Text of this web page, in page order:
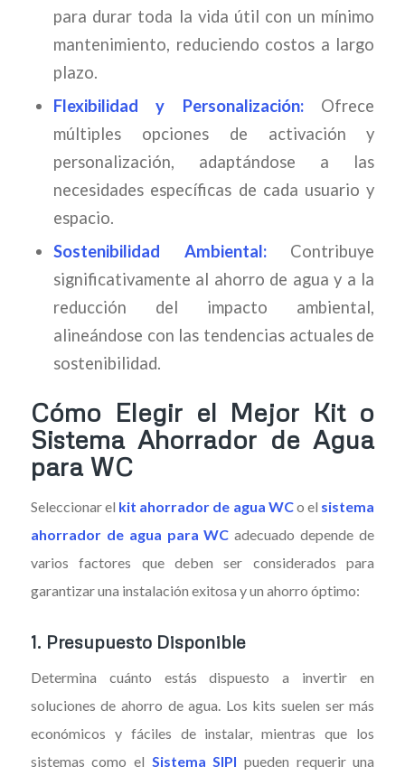
para durar toda la vida útil con un mínimo
mantenimiento, reduciendo costos a largo
plazo.
Flexibilidad y Personalización:Ofrece
múltiples opciones de activación y
personalización, adaptándose a las
necesidades específicas de cada usuario y
espacio.
Sostenibilidad Ambiental:Contribuye
significativamente al ahorro de agua y a la
reducción del impacto ambiental,
alineándose con las tendencias actuales de
sostenibilidad.
Cómo Elegir el Mejor Kit o
Sistema Ahorrador de Agua
para WC
Seleccionar el kit ahorrador de agua WCo el sistema
ahorrador de agua para WC adecuado depende de
varios factores que deben ser considerados para
garantizar una instalación exitosa y un ahorro óptimo:
1. Presupuesto Disponible
Determina cuánto estás dispuesto a invertir en
soluciones de ahorro de agua. Los kits suelen ser más
económicos y fáciles de instalar, mientras que los
sistemas como el Sistema SIPI pueden requerir una